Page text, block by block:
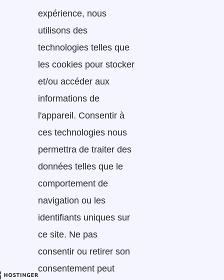
expérience, nous
utilisons des
technologies telles que
les cookies pour stocker
et/ou accéder aux
informations de
l'appareil. Consentir à
ces technologies nous
permettra de traiter des
données telles que le
comportement de
navigation ou les
identifiants uniques sur
ce site. Ne pas
consentir ou retirer son
consentement peut